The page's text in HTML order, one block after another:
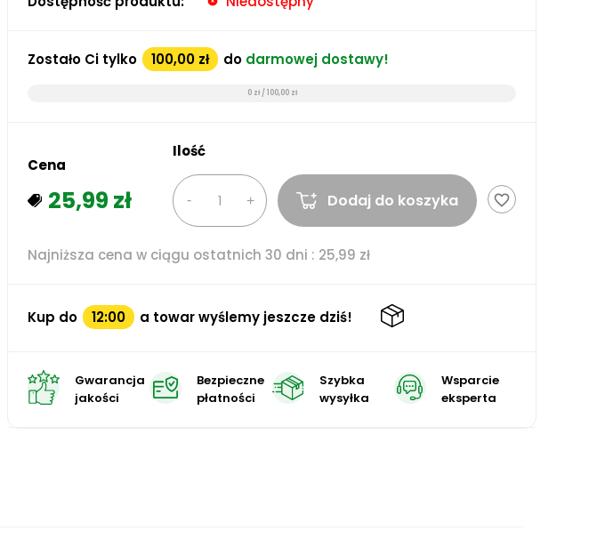
Zostało Ci tylko 100,00 zł do darmowej dostawy!
0 zł / 100,00 zł
Cena
25,99 zł
Ilość
Dodaj do koszyka favorite_border
Najniższa cena w ciągu ostatnich 30 dni : 25,99 zł
Kup do 12:00 a towar wyślemy jeszcze dziś!
Gwarancja
jakości
Bezpieczne
płatności
Szybka
wysyłka
Wsparcie
eksperta